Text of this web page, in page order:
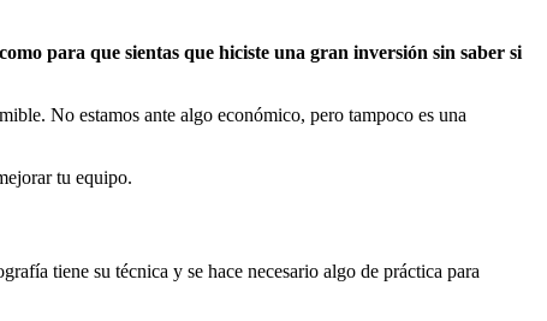
para que sientas que hiciste una gran inversión sin saber si
No estamos ante algo económico, pero tampoco es una
tu equipo.
tiene su técnica y se hace necesario algo de práctica para